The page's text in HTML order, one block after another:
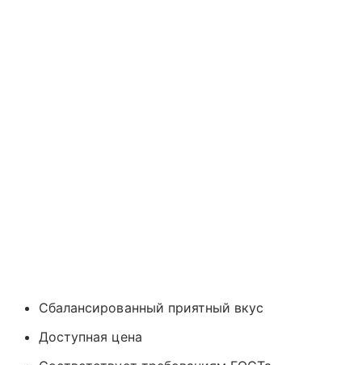
Сбалансированный приятный вкус
Доступная цена